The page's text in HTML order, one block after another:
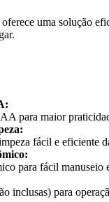
uma solução
para maior
fácil e eficiente
para fácil manuseio
inclusas) para